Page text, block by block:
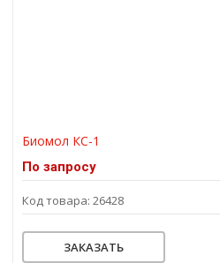
Биомол КС-1
По запросу
Код товара: 26428
ЗАКАЗАТЬ